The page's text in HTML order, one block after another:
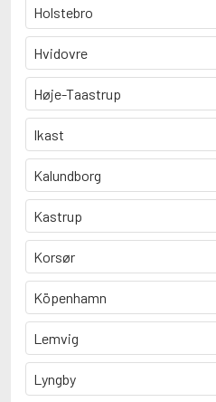
Holstebro
Hvidovre
Høje-Taastrup
Ikast
Kalundborg
Kastrup
Korsør
Köpenhamn
Lemvig
Lyngby